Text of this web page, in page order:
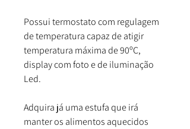
Possui termostato com regulagem
de temperatura capaz de atigir
temperatura máxima de 90ºC,
display com foto e de iluminação
Led.
Adquira já uma estufa que irá
manter os alimentos aquecidos